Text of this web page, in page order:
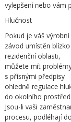
vylepšení nebo vám
Hlučnost
Pokud je váš výrobní
závod umístěn blízko
rezidenční oblasti,
můžete mít
s přísnými předpisy
ohledně regulace
do okolního
Jsou-li vaši
procesu, podléhají